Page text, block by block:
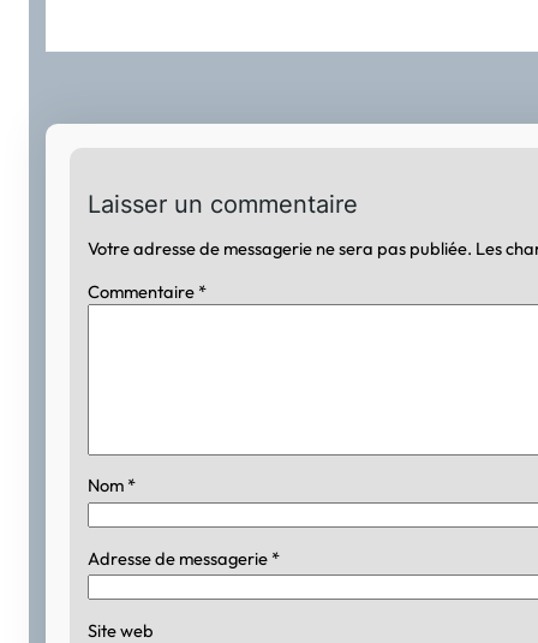
Laisser un commentaire
Votre adresse de messagerie ne sera pas publiée. Les
Commentaire *
Nom *
Adresse de messagerie *
Site web